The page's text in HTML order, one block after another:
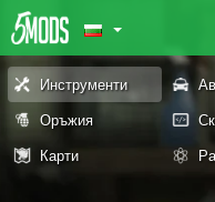
Инструменти
Оръжия
Карти